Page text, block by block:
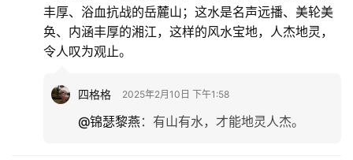
丰厚、浴血抗战的岳麓山；这水是名声远播、美轮美
奂、内涵丰厚的湘江，这样的风水宝地，人杰地灵，
令人叹为观止。
四格格 2025年2月10日 下午1:58
@锦瑟黎燕： 有山有水，才能地灵人杰。